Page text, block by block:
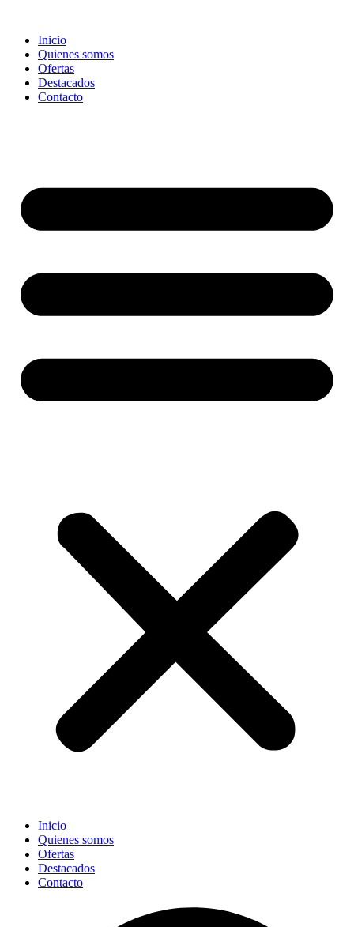
contenido
Inicio
Quienes somos
Ofertas
Destacados
Contacto
Inicio
Quienes somos
Ofertas
Destacados
Contacto